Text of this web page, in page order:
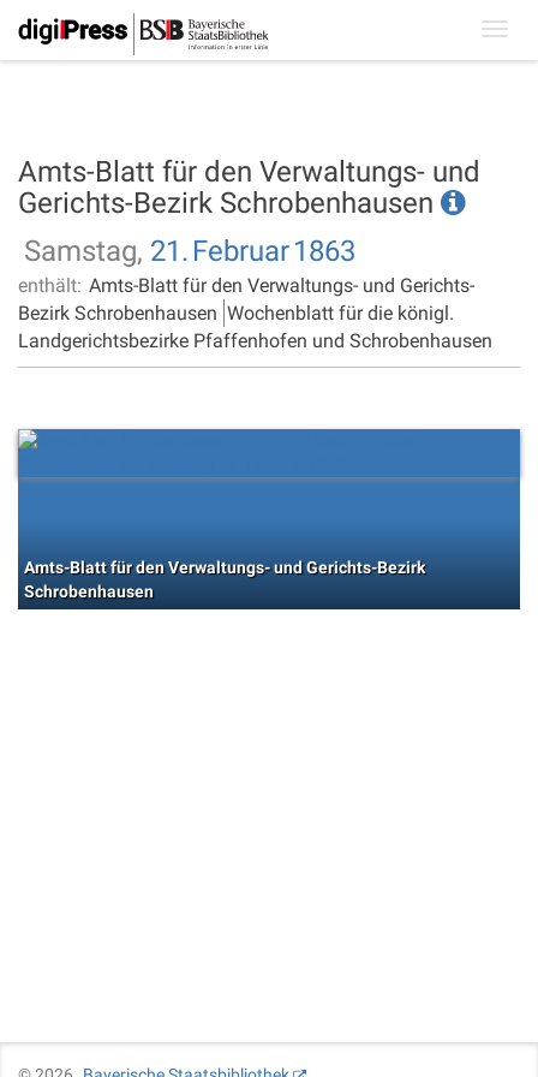
Amts-Blatt für den Verwaltungs- und
Gerichts-Bezirk Schrobenhausen
Samstag, 21. Februar1863
enthält: Amts-Blatt für den Verwaltungs- und Gerichts-
Bezirk Schrobenhausen Wochenblatt für die königl.
Landgerichtsbezirke Pfaffenhofen und Schrobenhausen
Amts-Blatt für den Verwaltungs- und Gerichts-Bezirk
Schrobenhausen